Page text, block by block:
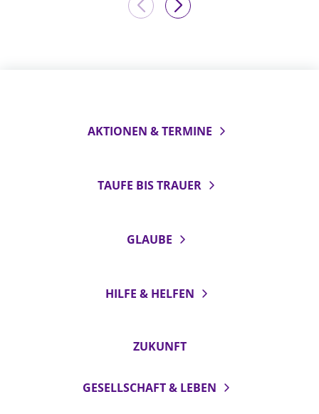
AKTIONEN & TERMINE
TAUFE BIS TRAUER
GLAUBE
HILFE & HELFEN
ZUKUNFT
GESELLSCHAFT & LEBEN